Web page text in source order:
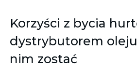
Korzyści z bycia
dystrybutorem
nim zostać